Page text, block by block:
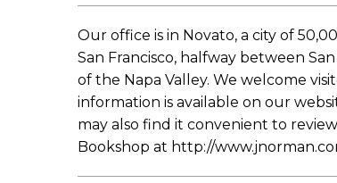
Our office is in Novato, a city of
San Francisco, halfway between
of the Napa Valley. We welcome
information is available on our
may also find it convenient to
Bookshop at http://